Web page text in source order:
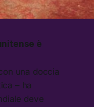
è
una doccia
– ha
deve